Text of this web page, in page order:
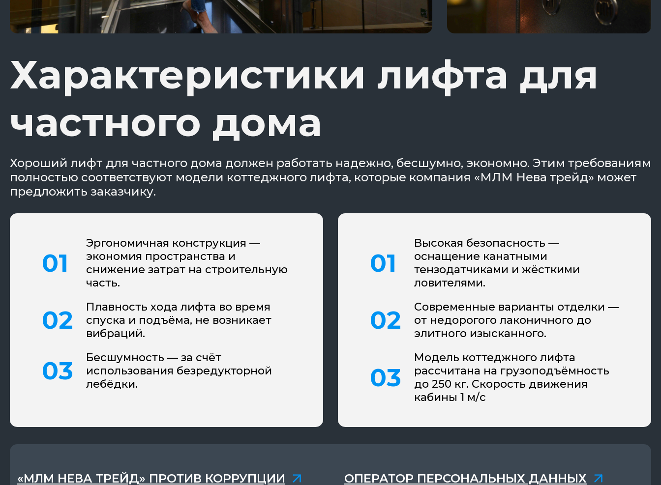
Характеристики лифта для
частного дома
Хороший лифт для частного дома должен работать надежно, бесшумно, экономно. Этим требованиям
полностью соответствуют модели коттеджного лифта, которые компания «МЛМ Нева трейд» может
предложить заказчику.
Эргономичная конструкция —
экономия пространства и
снижение затрат на строительную
часть.
Плавность хода лифта во время
спуска и подъёма, не возникает
вибраций.
Бесшумность — за счёт
использования безредукторной
лебёдки.
Высокая безопасность —
оснащение канатными
тензодатчиками и жёсткими
ловителями.
Современные варианты отделки —
от недорогого лаконичного до
элитного изысканного.
Модель коттеджного лифта
рассчитана на грузоподъёмность
до 250 кг. Скорость движения
кабины 1 м/с
«МЛМ НЕВА ТРЕЙД» ПРОТИВ КОРРУПЦИИ ОПЕРАТОР ПЕРСОНАЛЬНЫХ ДАННЫХ